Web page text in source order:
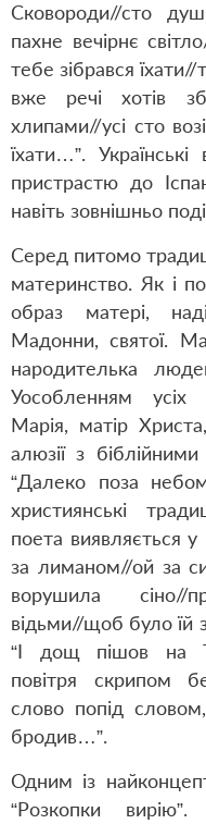
Сковороди//сто
пахне вечірнє
тебе зібрався
вже речі хотів
хлипами//усі сто
їхати…”.
пристрастю до
навіть зовнішньо
Серед питомо
материнство. Як і
образ матері,
Мадонни, святої.
народителька
Уособленням усіх
Марія, матір
алюзії з
“Далеко поза
християнські
поета виявляється у
за лиманом//ой за
ворушила сіно//
відьми//щоб було їй
“І дощ пішов на
повітря скрипом
слово попід
бродив…”.
Одним із
“Розкопки